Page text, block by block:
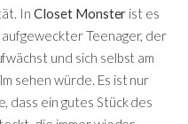
InCloset Monster ist es
Teenager, der
und sich selbst am
sehen würde. Es ist nur
dass ein gutes Stück des